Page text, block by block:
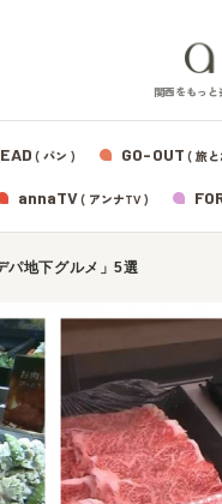
関西をもっ
( パン ) GO-OUT ( 旅
annaTV( アンナTV )
パ地下グルメ」5選